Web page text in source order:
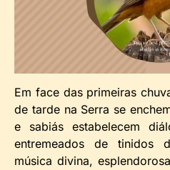
Em face das primeiras
de tarde na Serra se
e sabiás estabelecem
entremeados de tinidos
música divina,